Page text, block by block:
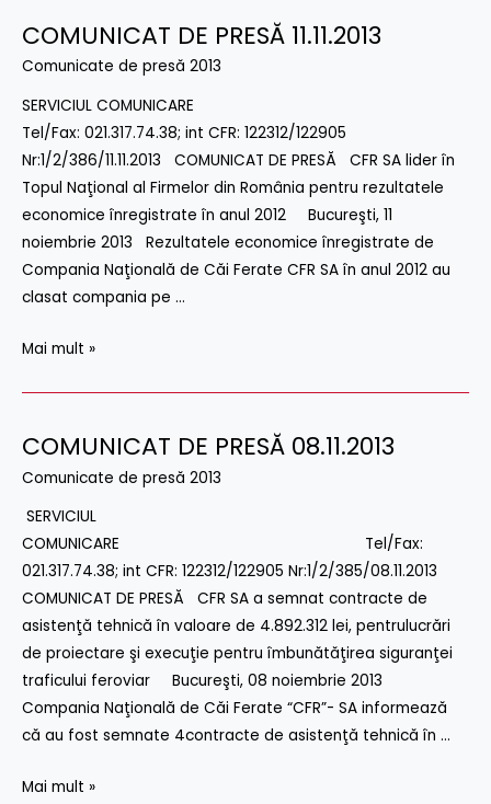
COMUNICAT DE PRESĂ 11.11.2013
Comunicate de presă 2013
SERVICIUL COMUNICARE
Tel/Fax: 021.317.74.38; int CFR: 122312/122905
Nr:1/2/386/11.11.2013 COMUNICAT DE PRESĂ CFR SA lider în
Topul Naţional al Firmelor din România pentru rezultatele
economice înregistrate în anul 2012 Bucureşti, 11
noiembrie 2013 Rezultatele economice înregistrate de
Compania Naţională de Căi Ferate CFR SA în anul 2012 au
clasat compania pe …
COMUNICAT
DE
11.11.2013
Mai mult »
COMUNICAT DE PRESĂ 08.11.2013
Comunicate de presă 2013
SERVICIUL
COMUNICARE Tel/Fax:
021.317.74.38; int CFR: 122312/122905 Nr:1/2/385/08.11.2013
COMUNICAT DE PRESĂ CFR SA a semnat contracte de
asistenţă tehnică în valoare de 4.892.312 lei, pentrulucrări
de proiectare şi execuţie pentru îmbunătăţirea siguranţei
traficului feroviar Bucureşti, 08 noiembrie 2013
Compania Naţională de Căi Ferate “CFR”- SA informează
că au fost semnate 4contracte de asistenţă tehnică în …
COMUNICAT
DE
08.11.2013
Mai mult »